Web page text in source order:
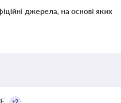
джерела, на основі яких